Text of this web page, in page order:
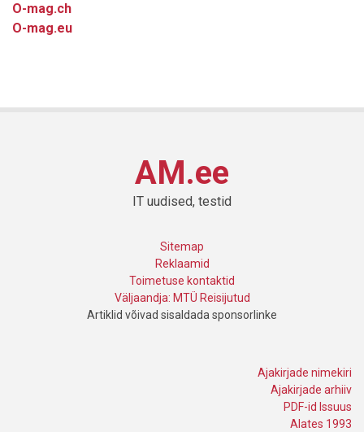
O-mag.ch
O-mag.eu
AM.ee
IT uudised, testid
Sitemap
Reklaamid
Toimetuse kontaktid
Väljaandja: MTÜ Reisijutud
Artiklid võivad sisaldada sponsorlinke
Ajakirjade nimekiri
Ajakirjade arhiiv
PDF-id Issuus
Alates 1993